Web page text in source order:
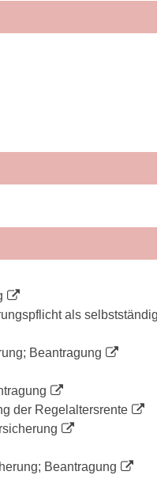
als
Beantragung
der Regelaltersrente
Beantragung